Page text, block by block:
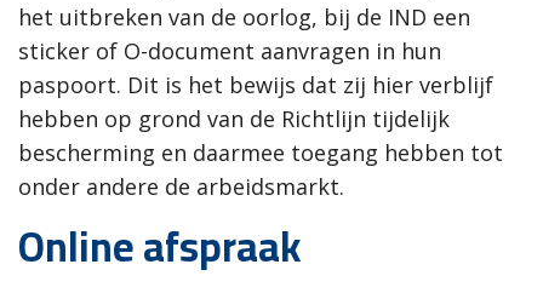
het uitbreken van de oorlog, bij de IND een
sticker of O-document aanvragen in hun
paspoort. Dit is het bewijs dat zij hier verblijf
hebben op grond van de Richtlijn tijdelijk
bescherming en daarmee toegang hebben tot
onder andere de arbeidsmarkt.
Online afspraak